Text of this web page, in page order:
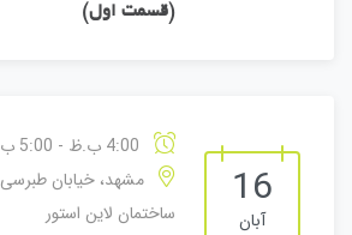
(قسمت اول)
16
آبان
ساختمان لاین استور